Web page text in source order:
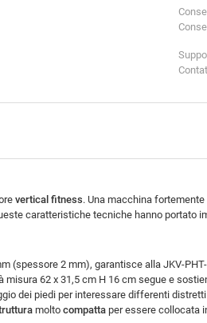
vertical fitness. Una macchina
caratteristiche tecniche hanno portato
(spessore 2 mm), garantisce alla JKV-PHT-
62 x 31,5 cm H 16 cm segue e
dei piedi per interessare differenti
molto compatta per essere collocata